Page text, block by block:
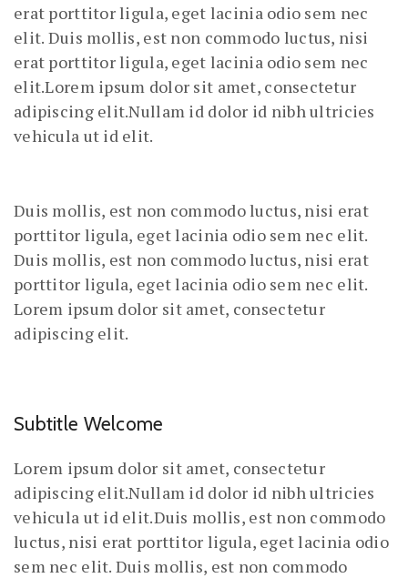
erat porttitor ligula, eget lacinia odio sem nec
elit. Duis mollis, est non commodo luctus, nisi
erat porttitor ligula, eget lacinia odio sem nec
elit.Lorem ipsum dolor sit amet, consectetur
adipiscing elit.Nullam id dolor id nibh ultricies
vehicula ut id elit.
Duis mollis, est non commodo luctus, nisi erat
porttitor ligula, eget lacinia odio sem nec elit.
Duis mollis, est non commodo luctus, nisi erat
porttitor ligula, eget lacinia odio sem nec elit.
Lorem ipsum dolor sit amet, consectetur
adipiscing elit.
Subtitle Welcome
Lorem ipsum dolor sit amet, consectetur
adipiscing elit.Nullam id dolor id nibh ultricies
vehicula ut id elit.Duis mollis, est non commodo
luctus, nisi erat porttitor ligula, eget lacinia odio
sem nec elit. Duis mollis, est non commodo